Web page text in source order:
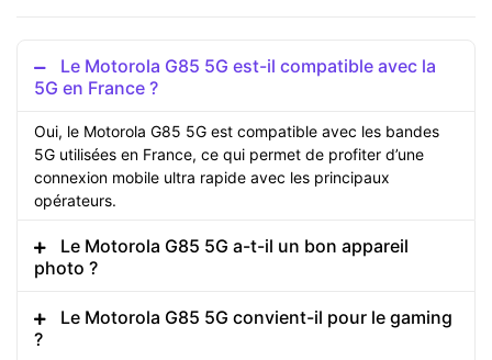
Le Motorola G85 5G est-il compatible avec la
5G en France ?
Oui, le Motorola G85 5G est compatible avec les bandes
5G utilisées en France, ce qui permet de profiter d’une
connexion mobile ultra rapide avec les principaux
opérateurs.
Le Motorola G85 5G a-t-il un bon appareil
photo ?
Le Motorola G85 5G convient-il pour le gaming
?